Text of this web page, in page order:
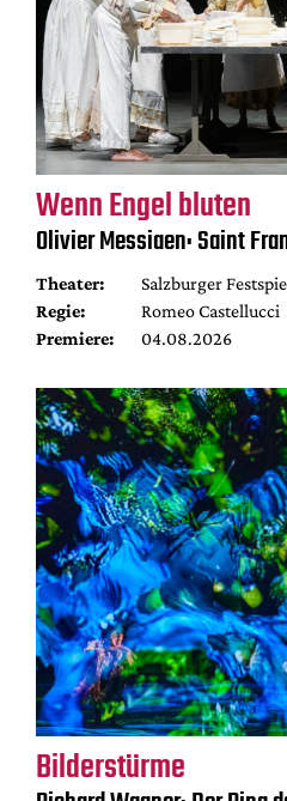
Wenn Engel bluten
Olivier Messiaen: Saint
Theater:
Salzburger
Regie:
Romeo Castellucci
Premiere:
04.08.2026
Bilderstürme